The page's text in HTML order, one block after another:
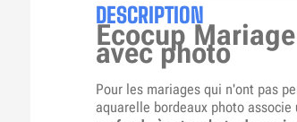
DESCRIPTION
Ecocup
avec photo
Pour les mariages qui n'ont pas
aquarelle bordeaux photo associe